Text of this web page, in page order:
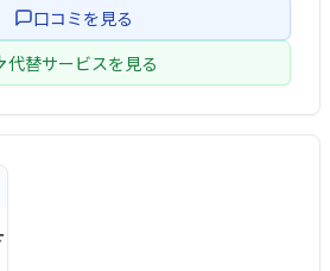
口コミを見る
代替サービスを見る